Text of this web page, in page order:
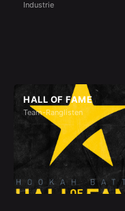
Industrie
HALL OF FAME
Team-Ranglisten